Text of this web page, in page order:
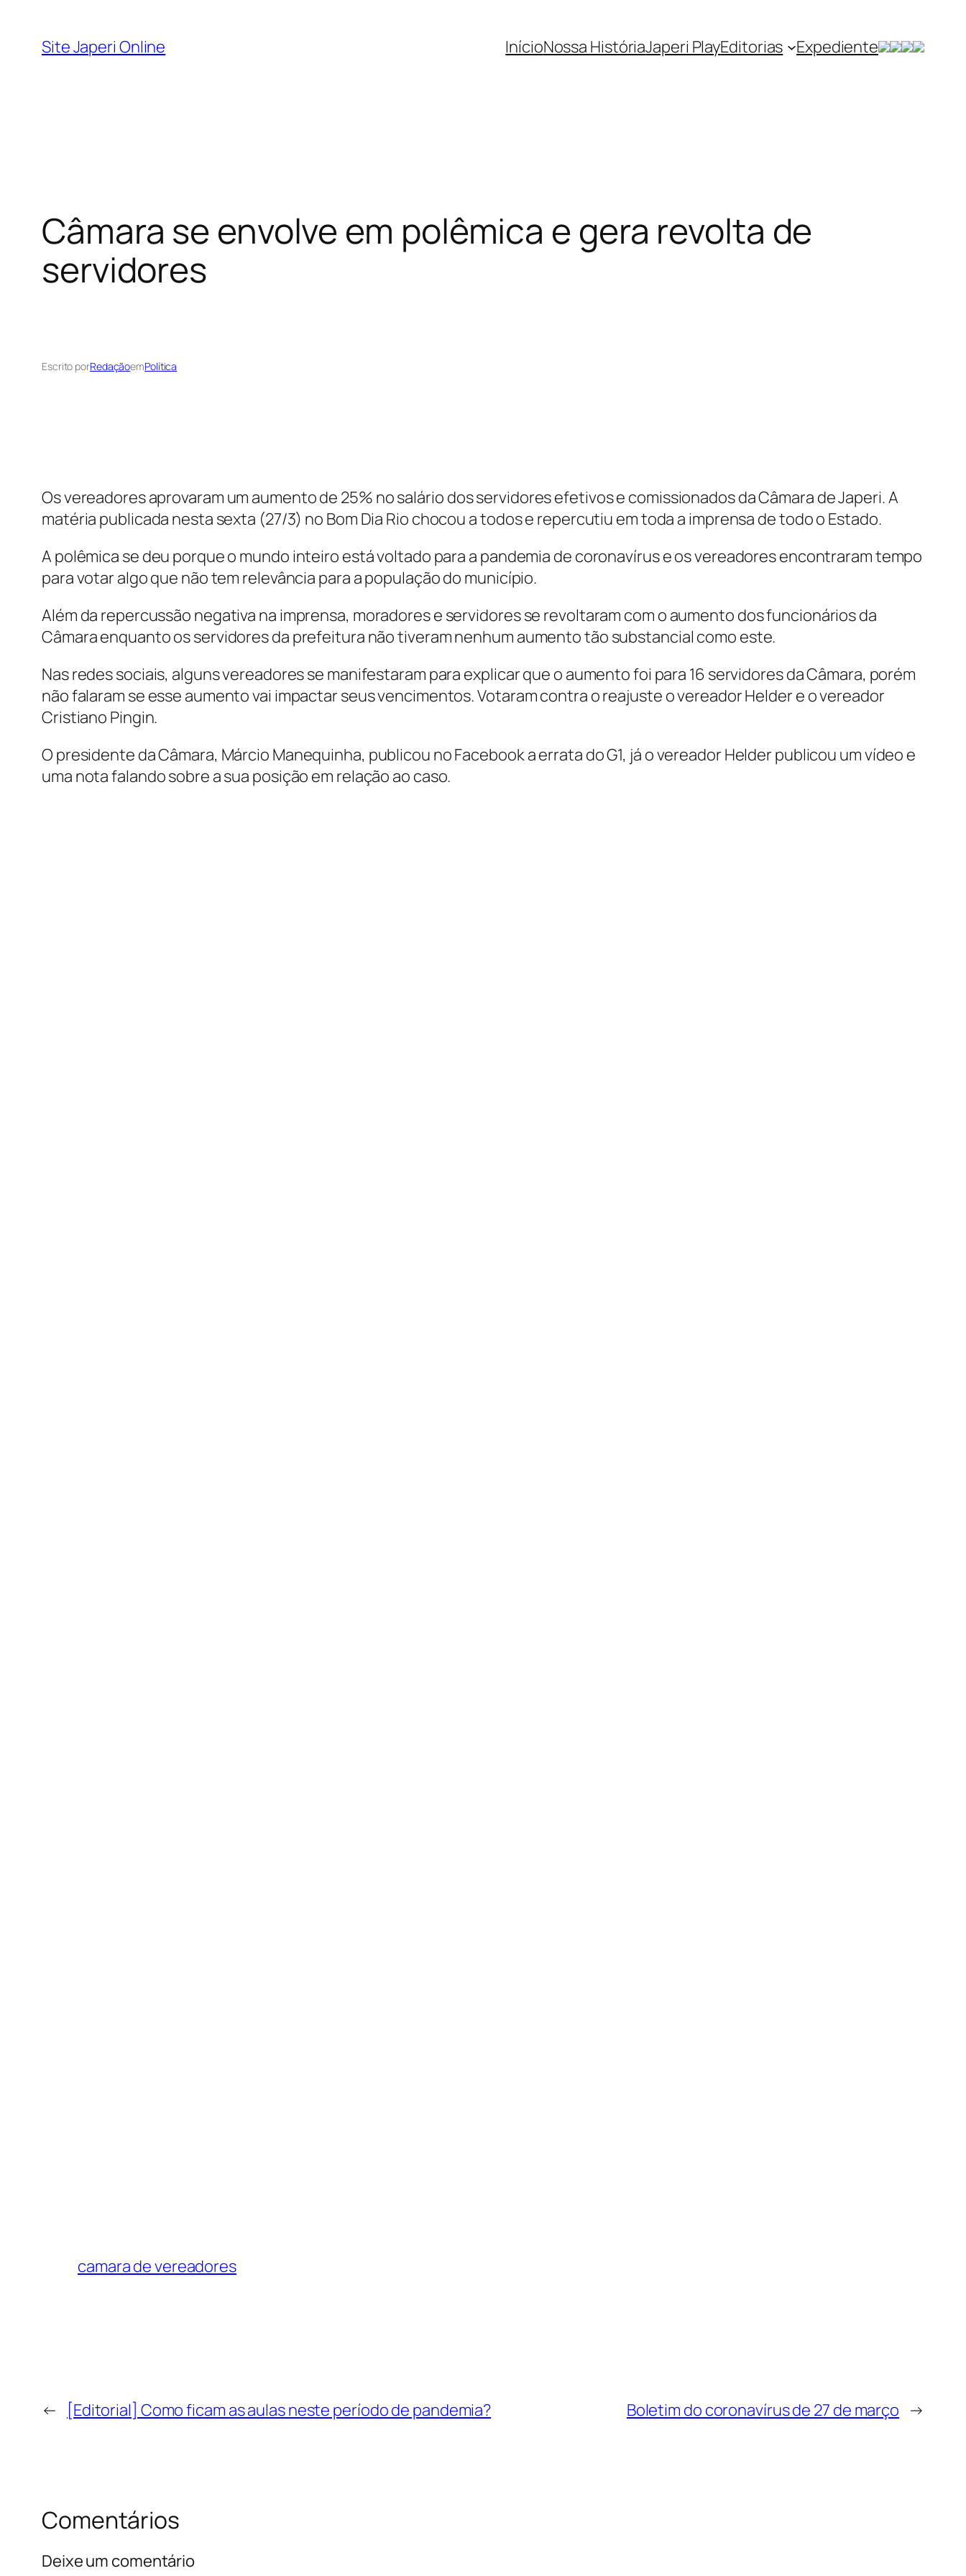
Site Japeri Online InícioNossa HistóriaJaperi PlayEditorias Expediente
Câmara se envolve em polêmica e gera revolta de
servidores
Escrito porRedaçãoemPolítica
Os vereadores aprovaram um aumento de 25% no salário dos servidores efetivos e comissionados da Câmara de Japeri. A
matéria publicada nesta sexta (27/3) no Bom Dia Rio chocou a todos e repercutiu em toda a imprensa de todo o Estado.
A polêmica se deu porque o mundo inteiro está voltado para a pandemia de coronavírus e os vereadores encontraram tempo
para votar algo que não tem relevância para a população do município.
Além da repercussão negativa na imprensa, moradores e servidores se revoltaram com o aumento dos funcionários da
Câmara enquanto os servidores da prefeitura não tiveram nenhum aumento tão substancial como este.
Nas redes sociais, alguns vereadores se manifestaram para explicar que o aumento foi para 16 servidores da Câmara, porém
não falaram se esse aumento vai impactar seus vencimentos. Votaram contra o reajuste o vereador Helder e o vereador
Cristiano Pingin.
O presidente da Câmara, Márcio Manequinha, publicou no Facebook a errata do G1, já o vereador Helder publicou um vídeo e
uma nota falando sobre a sua posição em relação ao caso.
camara de vereadores
← [Editorial] Como ficam as aulas neste período de pandemia? Boletim do coronavírus de 27 de março →
Comentários
Deixe um comentário